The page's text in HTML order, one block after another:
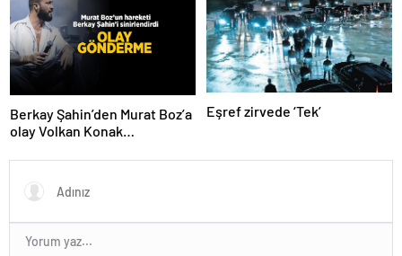
Berkay Şahin’den Murat Boz’a
olay Volkan Konak
seni ağabeyim’
Eşref zirvede ‘Tek’